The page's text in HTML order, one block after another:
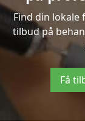
Find din
tilbud på
Få